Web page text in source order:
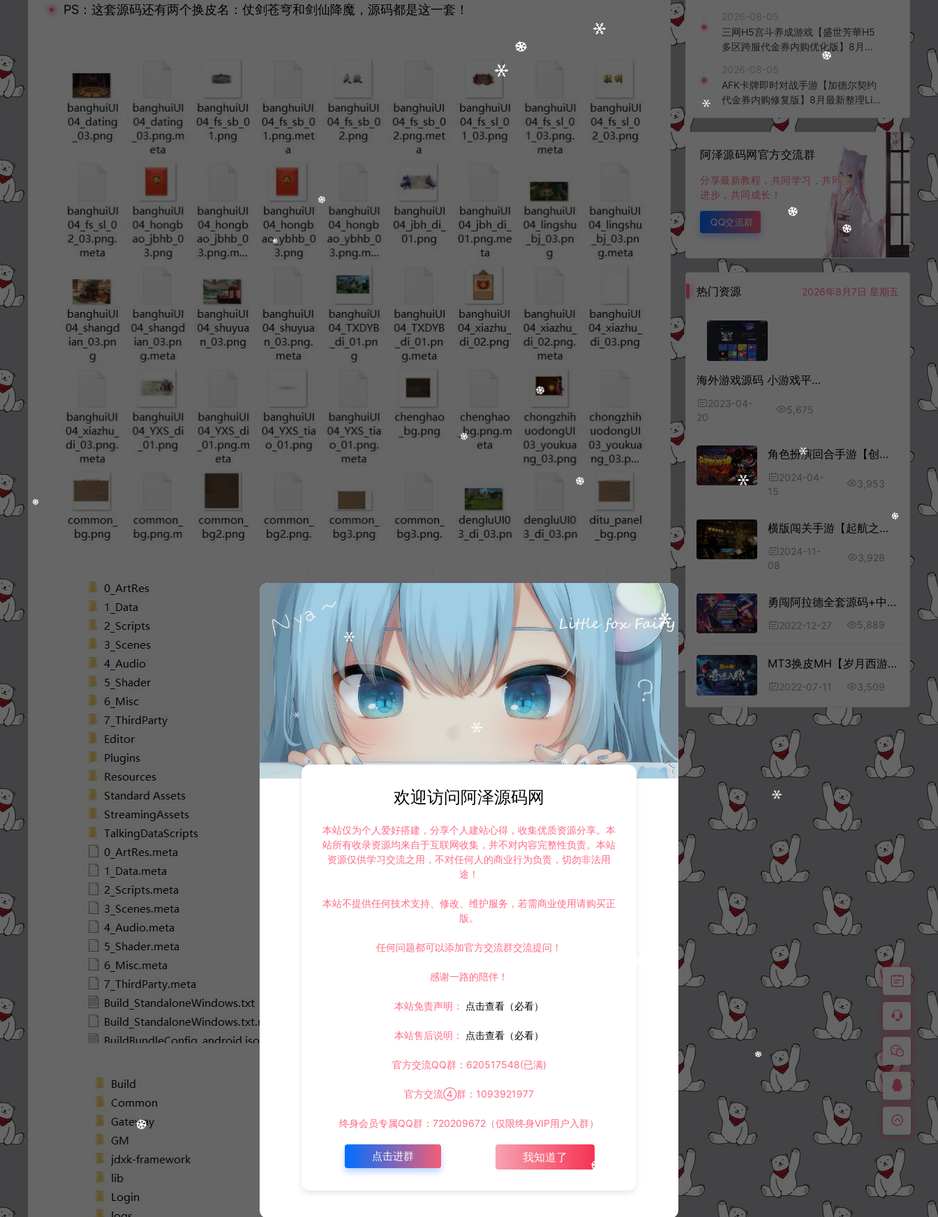
PS：这套源码还有两个换皮名：仗剑苍穹和剑仙降魔，源码都是这一套！
2026-08-05
三网H5宫斗养成游戏【盛世芳華H5
多区跨服代金券内购优化版】8月最
新整理Linux手工服务端+CDK授权后
台+全资源安卓+详细搭建教程+视频
教程
2026-08-05
AFK卡牌即时对战手游【加德尔契约
代金券内购修复版】8月最新整理Lin
K授权后台+安卓苹果双端+详细搭建
阿泽源码网官方交流群
分享最新教程，共同学习，共同
进步，共同成长！
QQ交流群
热门资源 2026年8月7日 星期五
海外游戏源码 小游戏平台源码 手机游戏源码
2023-04-
20
5,675
角色扮演回合手游【创世战神-神之觉醒】全套源码+策划文档
2024-04-
15
3,953
横版闯关手游【起航之穿越时空阿拉德】全套服务端源码+双端客户端源码+出包工程
2024-11-
08
3,928
勇闯阿拉德全套源码+中文表
2022-12-27 5,889
MT3换皮MH【岁月西游】全套源码
2022-07-11 3,509
欢迎访问阿泽源码网
本站仅为个人爱好搭建，分享个人建站心得，收集优质资源分享。本
站所有收录资源均来自于互联网收集，并不对内容完整性负责。本站
资源仅供学习交流之用，不对任何人的商业行为负责，切勿非法用
途！
本站不提供任何技术支持、修改、维护服务，若需商业使用请购买正
版。
任何问题都可以添加官方交流群交流提问！
感谢一路的陪伴！
本站免责声明： 点击查看（必看）
本站售后说明： 点击查看（必看）
官方交流QQ群：620517548(已满)
官方交流④群：1093921977
终身会员专属QQ群：720209672（仅限终身VIP用户入群）
点击进群 我知道了